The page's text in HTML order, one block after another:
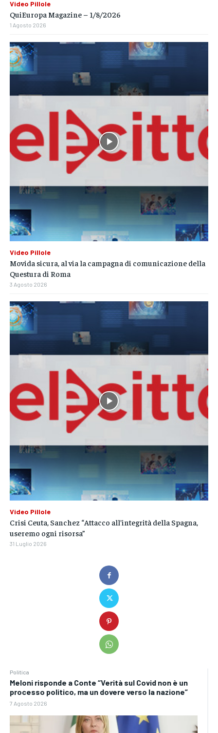
Politica
Meloni risponde a Conte “Verità sul Covid non è un
processo politico, ma un dovere verso la nazione”
7 Agosto 2026
Video Pillole
QuiEuropa Magazine – 1/8/2026
1 Agosto 2026
Video Pillole
Movida sicura, al via la campagna di comunicazione della
Questura di Roma
3 Agosto 2026
Video Pillole
Crisi Ceuta, Sanchez “Attacco all’integrità della Spagna,
useremo ogni risorsa”
31 Luglio 2026